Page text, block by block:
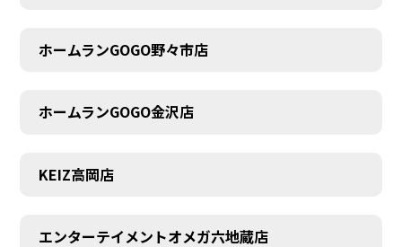
ホームランGOGO野々市店
ホームランGOGO金沢店
KEIZ高岡店
エンターテイメントオメガ六地蔵店